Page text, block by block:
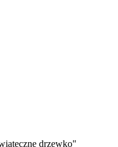
drzewko"